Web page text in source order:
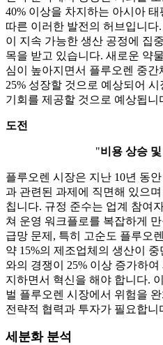
40% 이상을 차지하는 아시아
따른 이러한 발전의 허브입니
이 지속 가능한 생산 공정에 집
목을 받고 있습니다. 새로운 약
심이 높아지면서 플루오렌 중
25% 성장할 것으로 예상되어
기회를 제공할 것으로 예상됩니
도전
"비용 상승
플루오렌 시장은 지난 10년 동
과 관련된 과제에 직면해 있으
칩니다. 규정 준수는 업계 참여
쳐 운영 워크플로를 복잡하게
급망 문제, 특히 고순도 플루오
약 15%의 제조업체의 생산이
와의 경쟁이 25% 이상 증가하
지하면서 혁신을 해야 합니다.
벌 플루오렌 시장에서 위험을
전략적 협력과 투자가 필요합니
세분화 분석